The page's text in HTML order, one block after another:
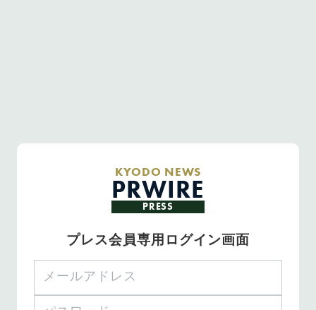
KYODO NEWS
PRWIRE
PRESS
プレス会員専用ログイン画面